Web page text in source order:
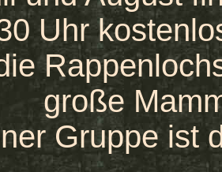
Uhr
große
Gruppe ist